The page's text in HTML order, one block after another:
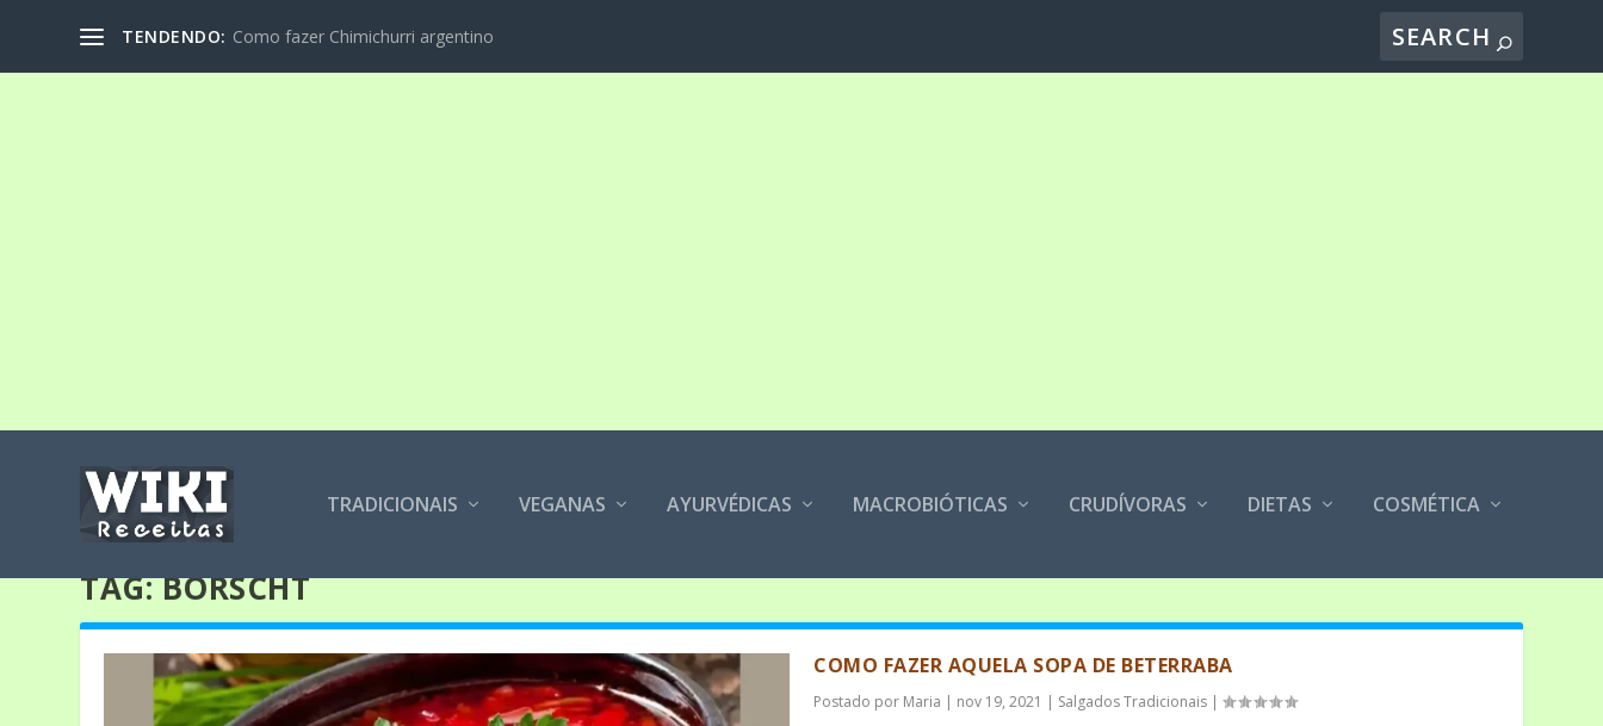
TENDENDO: Como fazer Chimichurri argentino
TRADICIONAIS VEGANAS AYURVÉDICAS MACROBIÓTICAS CRUDÍVORAS DIETAS COSMÉTICA
TAG:BORSCHT
COMO FAZER AQUELA SOPA DE BETERRABA
Postado por Maria | nov 19, 2021 | Salgados Tradicionais |